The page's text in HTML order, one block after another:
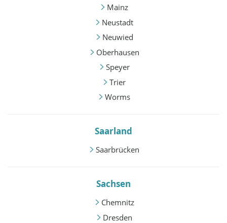
Mainz
Neustadt
Neuwied
Oberhausen
Speyer
Trier
Worms
Saarland
Saarbrücken
Sachsen
Chemnitz
Dresden